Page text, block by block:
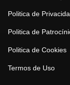
Politica de
Politica de
Politica de Cookies
Termos de Uso